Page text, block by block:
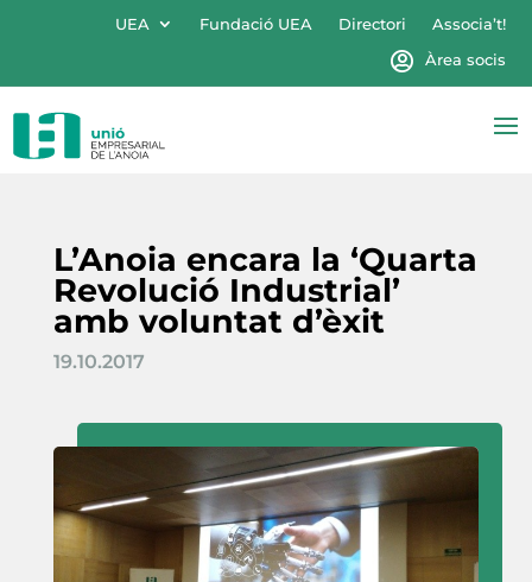
UEA Fundació UEA Directori
Associa’t!
Àrea socis
L’Anoia encara la ‘Quarta
Revolució Industrial’
amb voluntat d’èxit
19.10.2017